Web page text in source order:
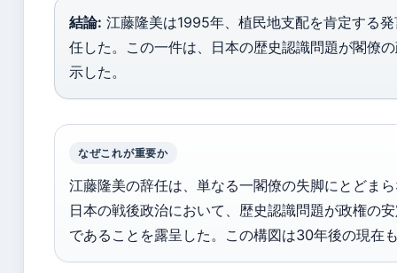
結論: 江藤隆美は1995年、植民地支配を肯定する
任した。この一件は、日本の歴史認識問題が閣僚
示した。
なぜこれが重要か
江藤隆美の辞任は、単なる一閣僚の失脚にとどま
日本の戦後政治において、歴史認識問題が政権の
であることを露呈した。この構図は30年後の現在